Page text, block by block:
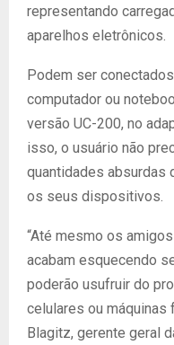
representando
aparelhos eletrônicos.
Podem ser
computador ou
versão UC-200, no
isso, o usuário não
quantidades absurdas
os seus dispositivos.
“Até mesmo os
acabam esquecendo
poderão usufruir do
celulares ou máquinas
Blagitz, gerente geral